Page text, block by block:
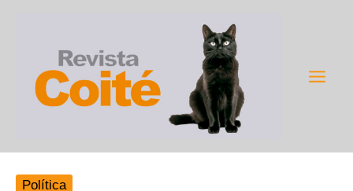
conteúdo
Política